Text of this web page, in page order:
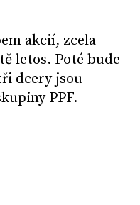
akcií, zcela
letos. Poté bude
dcery jsou
PPF.